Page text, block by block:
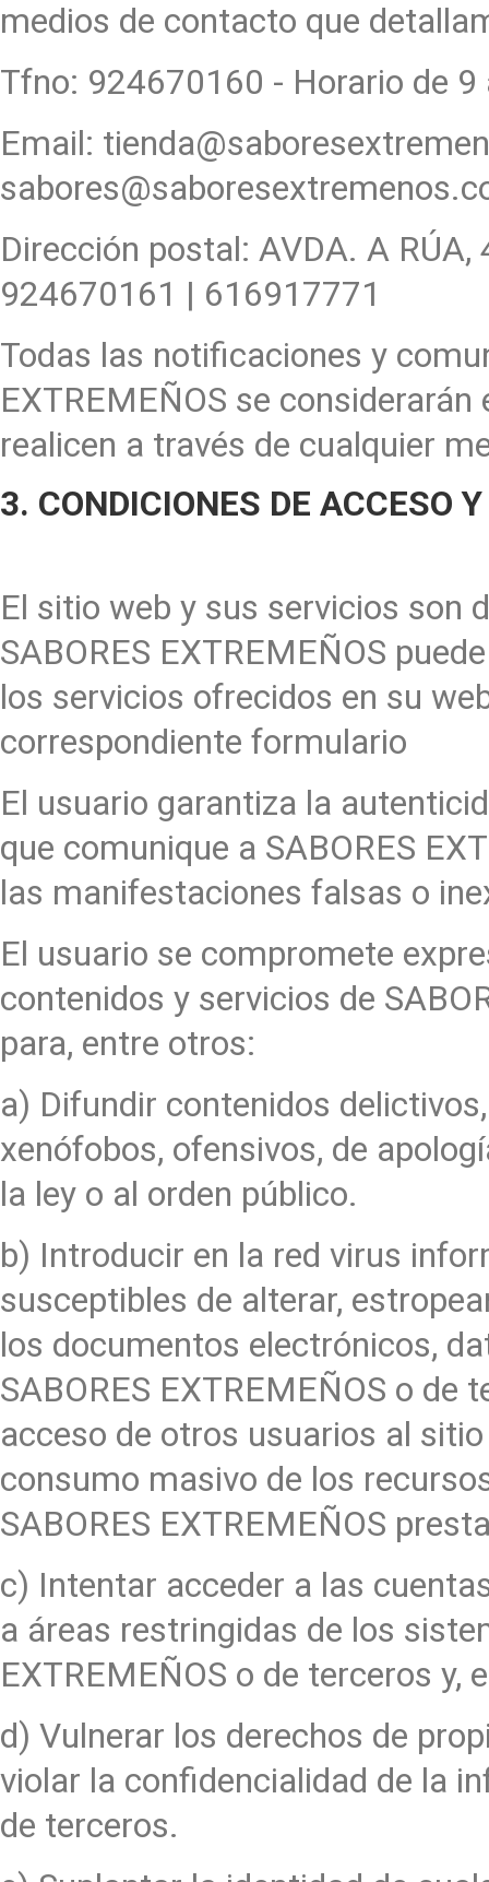
medios de contacto que
Tfno: 924670160 - Horario de
Email:
Dirección postal: AVDA. A
924670161 | 616917771
Todas las notificaciones y
EXTREMEÑOS se
realicen a través de cualquier
3. CONDICIONES DE ACCESO
El sitio web y sus servicios son
SABORES EXTREMEÑOS
los servicios ofrecidos en su
correspondiente formulario
El usuario garantiza la
que comunique a SABORES
las manifestaciones falsas o
El usuario se compromete
contenidos y servicios de
para, entre otros:
a) Difundir contenidos
xenófobos, ofensivos, de
la ley o al orden público.
b) Introducir en la red virus
susceptibles de alterar,
los documentos electrónicos,
SABORES EXTREMEÑOS o
acceso de otros usuarios al
consumo masivo de los
SABORES EXTREMEÑOS
c) Intentar acceder a las
a áreas restringidas de los
EXTREMEÑOS o de terceros
d) Vulnerar los derechos de
violar la confidencialidad de la
de terceros.